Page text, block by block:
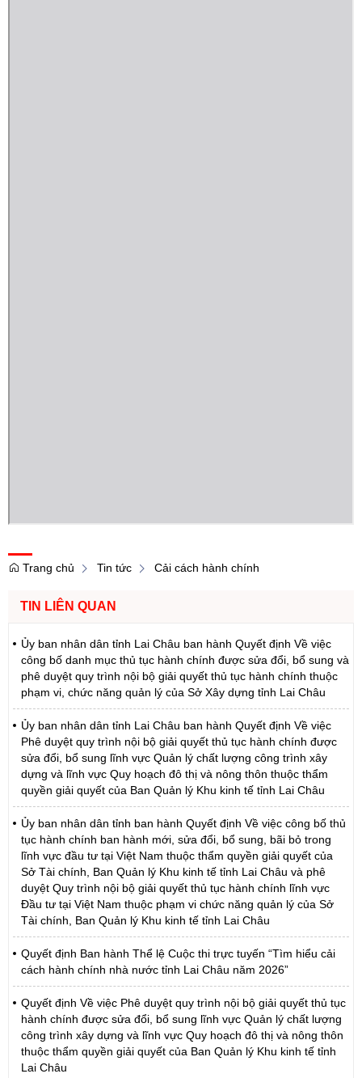
Trang chủ Tin tức Cải cách hành chính
TIN LIÊN QUAN
Ủy ban nhân dân tỉnh Lai Châu ban hành Quyết định Về việc
công bố danh mục thủ tục hành chính được sửa đổi, bổ sung và
phê duyệt quy trình nội bộ giải quyết thủ tục hành chính thuộc
phạm vi, chức năng quản lý của Sở Xây dựng tỉnh Lai Châu
Ủy ban nhân dân tỉnh Lai Châu ban hành Quyết định Về việc
Phê duyệt quy trình nội bộ giải quyết thủ tục hành chính được
sửa đổi, bổ sung lĩnh vực Quản lý chất lượng công trình xây
dựng và lĩnh vực Quy hoạch đô thị và nông thôn thuộc thẩm
quyền giải quyết của Ban Quản lý Khu kinh tế tỉnh Lai Châu
Ủy ban nhân dân tỉnh ban hành Quyết định Về việc công bố thủ
tục hành chính ban hành mới, sửa đổi, bổ sung, bãi bỏ trong
lĩnh vực đầu tư tại Việt Nam thuộc thẩm quyền giải quyết của
Sở Tài chính, Ban Quản lý Khu kinh tế tỉnh Lai Châu và phê
duyệt Quy trình nội bộ giải quyết thủ tục hành chính lĩnh vực
Đầu tư tại Việt Nam thuộc phạm vi chức năng quản lý của Sở
Tài chính, Ban Quản lý Khu kinh tế tỉnh Lai Châu
Quyết định Ban hành Thể lệ Cuộc thi trực tuyến “Tìm hiểu cải
cách hành chính nhà nước tỉnh Lai Châu năm 2026”
Quyết định Về việc Phê duyệt quy trình nội bộ giải quyết thủ tục
hành chính được sửa đổi, bổ sung lĩnh vực Quản lý chất lượng
công trình xây dựng và lĩnh vực Quy hoạch đô thị và nông thôn
thuộc thẩm quyền giải quyết của Ban Quản lý Khu kinh tế tỉnh
Lai Châu